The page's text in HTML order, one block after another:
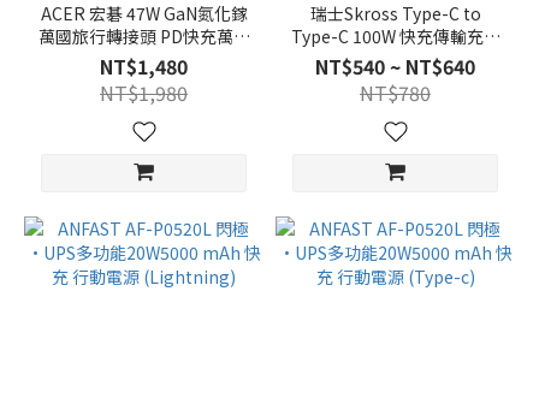
ACER 宏碁 47W GaN氮化鎵
萬國旅行轉接頭 PD快充萬用
充(3C1A+1插座)
NT$1,480
NT$1,980
瑞士Skross Type-C to
Type-C 100W 快充傳輸充電
線1.2,2m
NT$540 ~ NT$640
NT$780